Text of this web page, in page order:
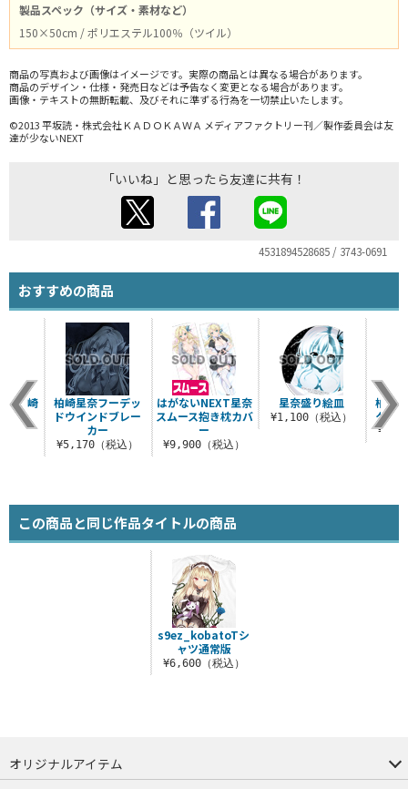
製品スペック（サイズ・素材など）
150×50cm / ポリエステル100％（ツイル）
商品の写真および画像はイメージです。実際の商品とは異なる場合があります。
商品のデザイン・仕様・発売日などは予告なく変更となる場合があります。
画像・テキストの無断転載、及びそれに準ずる行為を一切禁止いたします。
©2013 平坂読・株式会社ＫＡＤＯＫＡＷＡ メディアファクトリー刊／製作委員会は友
達が少ないNEXT
「いいね」と思ったら友達に共有！
4531894528685 / 3743-0691
おすすめの商品
はがないNEXT星奈
スムース抱き枕カバ
ー
¥9,900（税込）
星奈盛り絵皿
¥1,100（税込）
柏崎
クッ
柏崎
り
込）
柏崎星奈フーデッ
ドウインドブレー
カー
¥5,170（税込）
この商品と同じ作品タイトルの商品
s9ez_kobatoTシ
ャツ通常版
¥6,600（税込）
オリジナルアイテム